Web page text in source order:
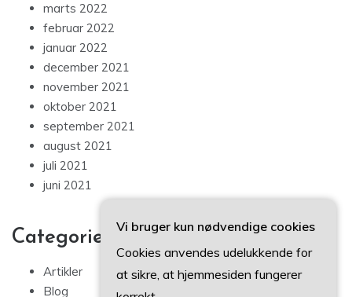
marts 2022
februar 2022
januar 2022
december 2021
november 2021
oktober 2021
september 2021
august 2021
juli 2021
juni 2021
Categories
Artikler
Blog
Vi bruger kun nødvendige cookies
Cookies anvendes udelukkende for
at sikre, at hjemmesiden fungerer